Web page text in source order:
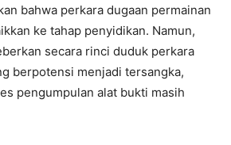
bahwa perkara dugaan permainan
ke tahap penyidikan. Namun,
secara rinci duduk perkara
berpotensi menjadi tersangka,
pengumpulan alat bukti masih